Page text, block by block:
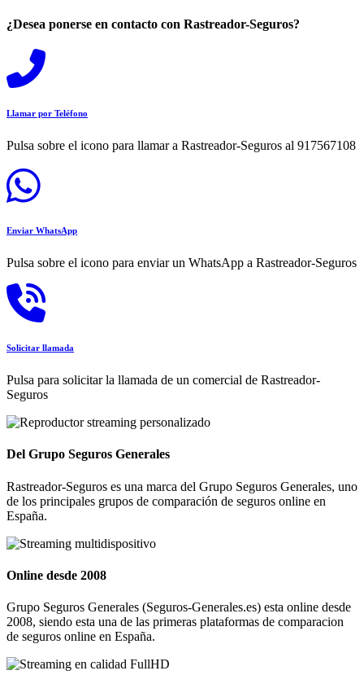
¿Desea ponerse en contacto con Rastreador-Seguros?
Llamar por Teléfono
Pulsa sobre el icono para llamar a Rastreador-Seguros al 917567108
Enviar WhatsApp
Pulsa sobre el icono para enviar un WhatsApp a Rastreador-Seguros
Solicitar llamada
Pulsa para solicitar la llamada de un comercial de Rastreador-
Seguros
Del Grupo Seguros Generales
Rastreador-Seguros es una marca del Grupo Seguros Generales, uno
de los principales grupos de comparación de seguros online en
España.
Online desde 2008
Grupo Seguros Generales (Seguros-Generales.es) esta online desde
2008, siendo esta una de las primeras plataformas de comparacion
de seguros online en España.